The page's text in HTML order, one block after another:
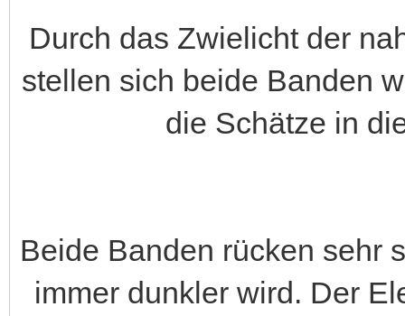
Durch das Zwielicht der
stellen sich beide Banden
die Schätze in
Beide Banden rücken sehr
immer dunkler wird. Der